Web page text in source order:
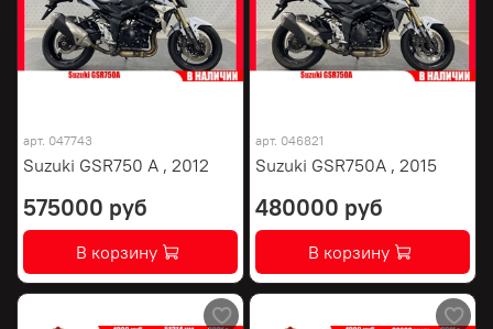
арт. 047743
Suzuki GSR750 A , 2012
575000 руб
В корзину
арт. 046821
Suzuki GSR750A , 2015
480000 руб
В корзину